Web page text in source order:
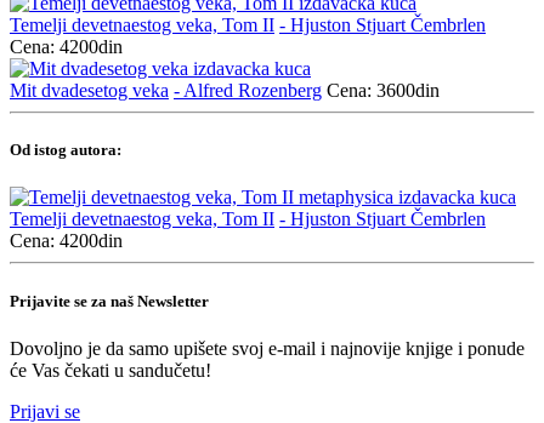
Temelji devetnaestog veka, Tom II - Hjuston Stjuart Čembrlen
Cena: 4200din
Mit dvadesetog veka - Alfred Rozenberg Cena: 3600din
Od istog autora:
Temelji devetnaestog veka, Tom II - Hjuston Stjuart Čembrlen
Cena: 4200din
Prijavite se za naš Newsletter
Dovoljno je da samo upišete svoj e-mail i najnovije knjige i ponude
će Vas čekati u sandučetu!
Prijavi se